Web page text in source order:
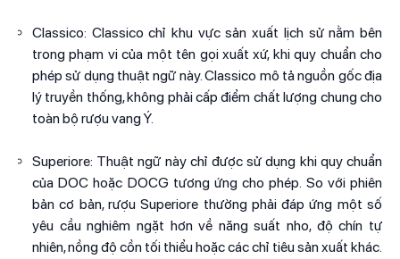
Classico: Classico chỉ khu vực sản xuất lịch sử nằm bên
trong phạm vi của một tên gọi xuất xứ, khi quy chuẩn cho
phép sử dụng thuật ngữ này. Classico mô tả nguồn gốc địa
lý truyền thống, không phải cấp điểm chất lượng chung cho
toàn bộ rượu vang Ý.
Superiore: Thuật ngữ này chỉ được sử dụng khi quy chuẩn
của DOC hoặc DOCG tương ứng cho phép. So với phiên
bản cơ bản, rượu Superiore thường phải đáp ứng một số
yêu cầu nghiêm ngặt hơn về năng suất nho, độ chín tự
nhiên, nồng độ cồn tối thiểu hoặc các chỉ tiêu sản xuất khác.